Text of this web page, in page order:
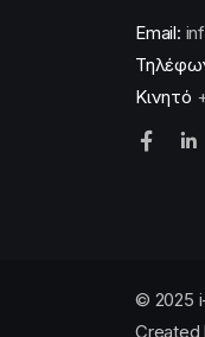
Email:
Κινητό
© 2025
Created